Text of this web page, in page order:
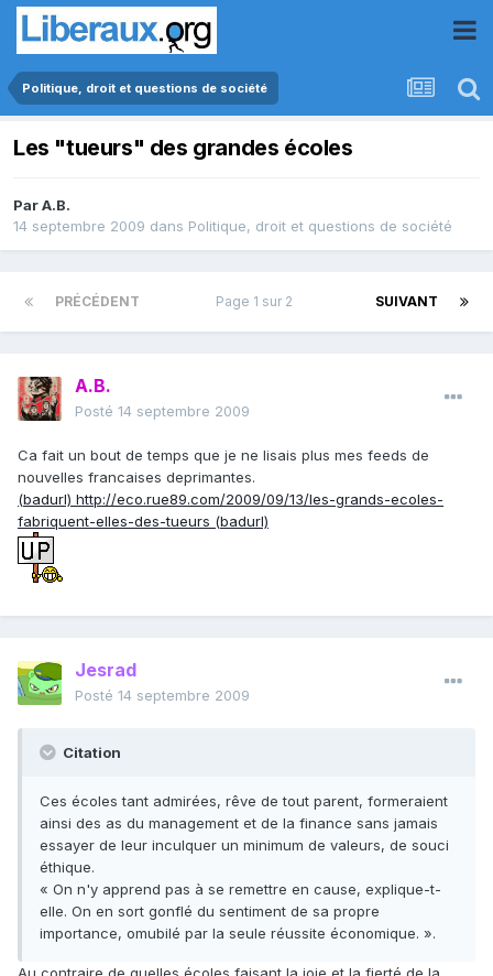
Politique, droit et questions de société
Les "tueurs" des grandes écoles
ParA.B.
14 septembre 2009 dans Politique, droit et questions de société
PRÉCÉDENT SUIVANT
Page 1 sur 2
A.B.
Posté 14 septembre 2009
Ca fait un bout de temps que je ne lisais plus mes feeds de
nouvelles francaises deprimantes.
(badurl) http://eco.rue89.com/2009/09/13/les-grands-ecoles-
fabriquent-elles-des-tueurs (badurl)
Jesrad
Posté 14 septembre 2009
Citation
Ces écoles tant admirées, rêve de tout parent, formeraient
ainsi des as du management et de la finance sans jamais
essayer de leur inculquer un minimum de valeurs, de souci
éthique.
« On n'y apprend pas à se remettre en cause, explique-t-
elle. On en sort gonflé du sentiment de sa propre
importance, omubilé par la seule réussite économique. ».